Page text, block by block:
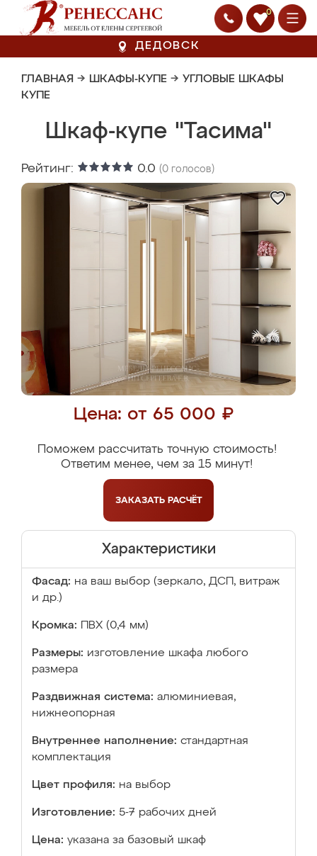
0
ДЕДОВСК
ГЛАВНАЯ → ШКАФЫ-КУПЕ → УГЛОВЫЕ ШКАФЫ
КУПЕ
Шкаф-купе "Тасима"
Рейтинг: 0.0 (0 голосов)
Цена: от 65 000 ₽
Поможем рассчитать точную стоимость!
Ответим менее, чем за 15 минут!
ЗАКАЗАТЬ РАСЧЁТ
Характеристики
Фасад: на ваш выбор (зеркало, ДСП, витраж
и др.)
Кромка: ПВХ (0,4 мм)
Размеры: изготовление шкафа любого
размера
Раздвижная система: алюминиевая,
нижнеопорная
Внутреннее наполнение: стандартная
комплектация
Цвет профиля: на выбор
Изготовление: 5-7 рабочих дней
Цена: указана за базовый шкаф